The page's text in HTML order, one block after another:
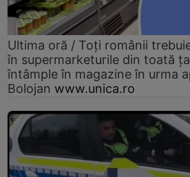
Ultima oră / Toți românii
în supermarketurile din toată
întâmple în magazine în urma
Bolojan www.unica.ro